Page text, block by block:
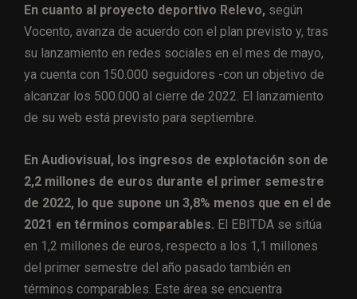
En cuanto al proyecto deportivo Relevo, según
Vocento, avanza de acuerdo con el plan previsto y, tras
su lanzamiento en redes sociales en el mes de mayo,
ya cuenta con 150.000 seguidores -con un objetivo de
alcanzar los 500.000 al cierre de 2022. El lanzamiento
de su web está previsto para septiembre.
En Audiovisual, los ingresos de explotación son de
2,2 millones de euros durante el primer semestre
de 2022, lo que supone un 3,8% menos que en el de
2021 en términos comparables. El EBITDA se sitúa
en 1,2 millones de euros, respecto a los 1,1 millones
del primer semestre del año pasado también en
términos comparables. Este área se encuentra